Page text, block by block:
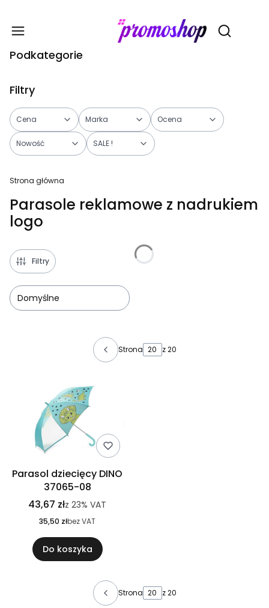
Otwórz
Podkategorie
Filtry
Cena Marka Ocena
Nowość SALE !
Strona główna
Parasole reklamowe z nadrukiem
logo
Filtry
Domyślne
Strona z 20
Parasol dziecięcy DINO
37065-08
43,67 złz 23% VAT
35,50 złbez VAT
Do koszyka
Strona z 20